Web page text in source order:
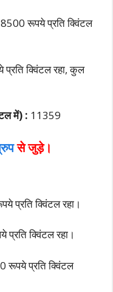
रूपये प्रति क्विंटल
क्विंटल रहा, कुल
में) : 11359
से जुड़े।
क्विंटल रहा।
क्विंटल रहा।
रूपये प्रति क्विंटल